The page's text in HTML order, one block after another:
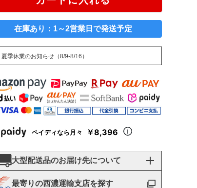
在庫あり：1～2営業日で発送予定
夏季休業のお知らせ（8/9-8/16）
ペイディなら月々 ￥8,396
大型配送品のお届け先について
最寄りの西濃運輸支店を探す